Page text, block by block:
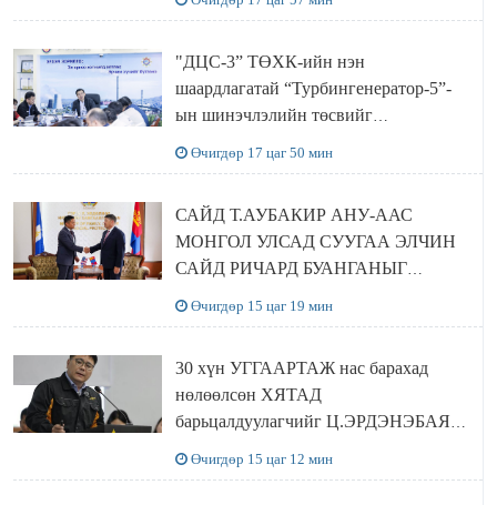
"ДЦС-3” ТӨХК-ийн нэн
шаардлагатай “Турбингенератор-5”-
ын шинэчлэлийн төсвийг
Өчигдөр 17 цаг 50 мин
САЙД Т.АУБАКИР АНУ-ААС
МОНГОЛ УЛСАД СУУГАА ЭЛЧИН
САЙД РИЧАРД БУАНГАНЫГ
Өчигдөр 15 цаг 19 мин
30 хүн УГГААРТАЖ нас барахад
нөлөөлсөн ХЯТАД
барьцалдуулагчийг Ц.ЭРДЭНЭБАЯР
Өчигдөр 15 цаг 12 мин